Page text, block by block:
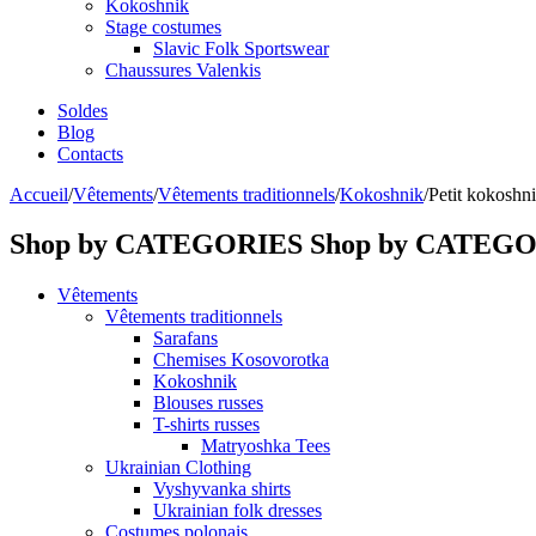
Kokoshnik
Stage costumes
Slavic Folk Sportswear
Chaussures Valenkis
Soldes
Blog
Contacts
Accueil/Vêtements/Vêtements traditionnels/Kokoshnik/Petit
Shop by CATEGORIES Shop by
Vêtements
Vêtements traditionnels
Sarafans
Chemises Kosovorotka
Kokoshnik
Blouses russes
T-shirts russes
Matryoshka Tees
Ukrainian Clothing
Vyshyvanka shirts
Ukrainian folk dresses